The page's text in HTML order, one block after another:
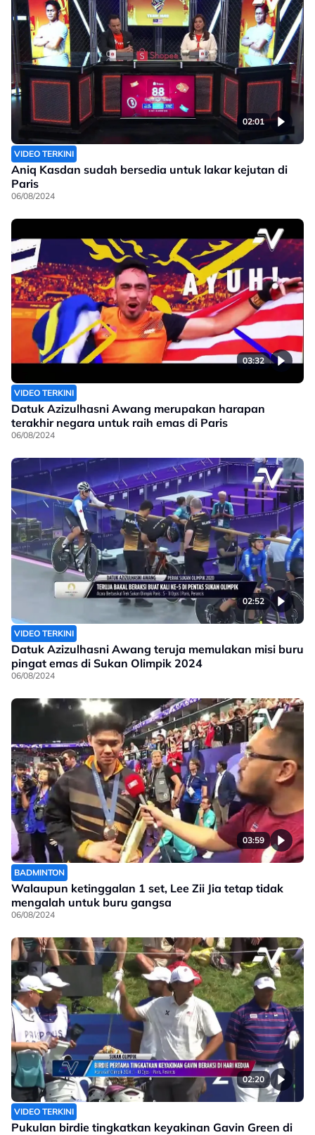
02:01
VIDEO TERKINI
Aniq Kasdan sudah bersedia untuk lakar kejutan di
Paris
06/08/2024
03:32
VIDEO TERKINI
Datuk Azizulhasni Awang merupakan harapan
terakhir negara untuk raih emas di Paris
06/08/2024
02:52
VIDEO TERKINI
Datuk Azizulhasni Awang teruja memulakan misi buru
pingat emas di Sukan Olimpik 2024
06/08/2024
03:59
BADMINTON
Walaupun ketinggalan 1 set, Lee Zii Jia tetap tidak
mengalah untuk buru gangsa
06/08/2024
02:20
VIDEO TERKINI
Pukulan birdie tingkatkan keyakinan Gavin Green di